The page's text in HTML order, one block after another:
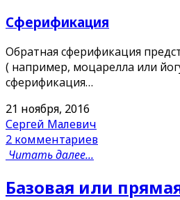
Сферификация
Обратная сферификация
( например, моцарелла или
сферификация…
21 ноября, 2016
Сергей Малевич
2 комментариев
Читать далее...
Базовая или